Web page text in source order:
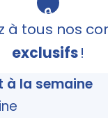
🔒
à tous nos
exclusifs!
à la semaine